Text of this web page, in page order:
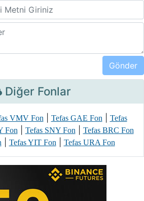
Diğer Fonlar
VMV Fon| Tefas GAE Fon|
Tefas
Fon| Tefas SNY Fon| Tefas BRC Fon
| Tefas YIT Fon| Tefas URA Fon